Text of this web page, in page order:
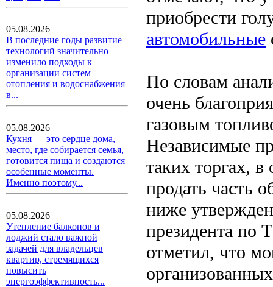
05.08.2026
В последние годы развитие
технологий значительно
изменило подходы к
организации систем
отопления и водоснабжения
в...
05.08.2026
Кухня — это сердце дома,
место, где собирается семья,
готовится пища и создаются
особенные моменты.
Именно поэтому...
05.08.2026
Утепление балконов и
лоджий стало важной
задачей для владельцев
квартир, стремящихся
повысить
энергоэффективность...
приобрести
автомобильные
По словам
очень
газовым
Независимые
таких торгах,
продать часть
ниже
президента по
отметил, что